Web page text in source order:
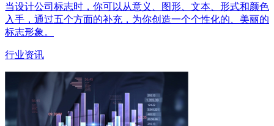
当设计公司标志时，你可以从意义、图形、文本、形式和颜色
入手，通过五个方面的补充，为你创造一个个性化的、美丽的
标志形象。
行业资讯